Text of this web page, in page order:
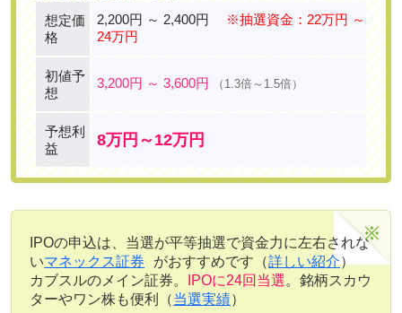
想定価
格
2,200円 ～ 2,400円
※抽選資金：22万円 ～
24万円
初値予
想
3,200円 ～ 3,600円 （1.3倍～1.5倍）
予想利
益
8万円～12万円
IPOの申込は、当選が平等抽選で資金力に左右されな
いマネックス証券 がおすすめです（詳しい紹介）
カブスルのメイン証券。
IPOに24回当選。銘柄スカウ
ターやワン株も便利（当選実績）